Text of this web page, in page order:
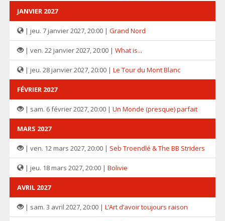
JANVIER 2027
| jeu. 7 janvier 2027, 20:00 | Grand Nord
| ven. 22 janvier 2027, 20:00 | What is...
| jeu. 28 janvier 2027, 20:00 | Le Tour du Mont Blanc
FÉVRIER 2027
| sam. 6 février 2027, 20:00 | Un Monde (presque) parfait
MARS 2027
| ven. 12 mars 2027, 20:00 | Seb Troendlé & The BB Striders
| jeu. 18 mars 2027, 20:00 | Bolivie
AVRIL 2027
| sam. 3 avril 2027, 20:00 | L’Art d’avoir toujours raison